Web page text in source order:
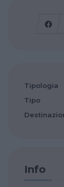
Tipologia
Tipo
Info